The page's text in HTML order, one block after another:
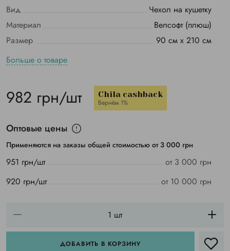
Вид
Чехол на кушетку
Материал
Велсофт (плюш)
Размер
90 см х 210 см
Больше о товаре
982 грн/шт Chila cashback
Вернём 1%
Оптовые цены
Применяются на заказы общей стоимостью от 3 000 грн
951 грн/шт
от 3 000 грн
920 грн/шт
от 10 000 грн
ДОБАВИТЬ В КОРЗИНУ